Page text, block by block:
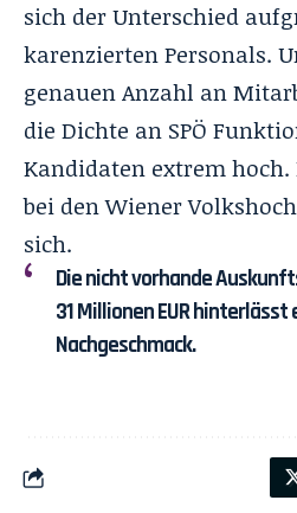
sich der Unterschied
karenzierten Personals.
genauen Anzahl an
die Dichte an SPÖ
Kandidaten extrem hoch.
bei den Wiener
sich.
Die nicht vorhande
31 Millionen EUR
Nachgeschmack.